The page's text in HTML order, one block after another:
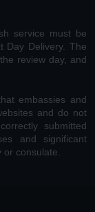
service must be
Day Delivery. The
review day, and
embassies and
and do not
submitted
and significant
or consulate.